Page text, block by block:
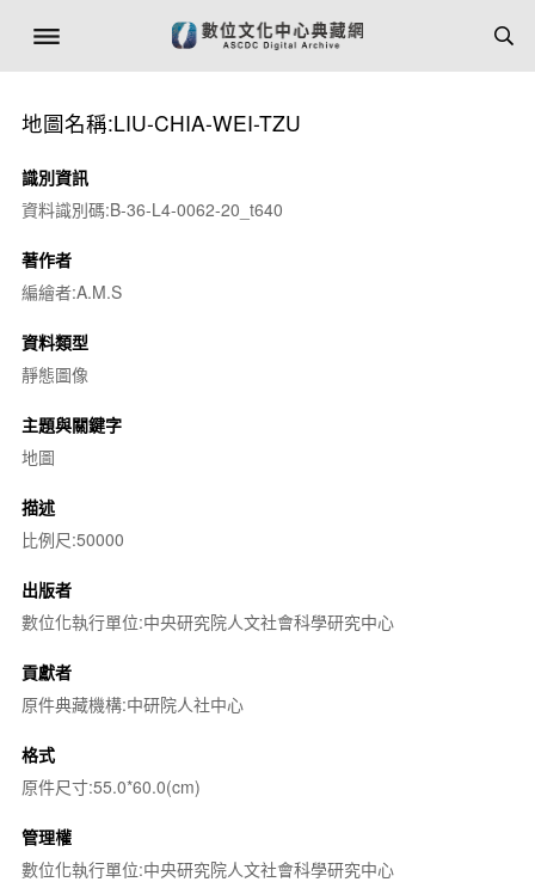
地圖名稱:LIU-CHIA-WEI-TZU
識別資訊
資料識別碼:B-36-L4-0062-20_t640
著作者
編繪者:A.M.S
資料類型
靜態圖像
主題與關鍵字
地圖
描述
比例尺:50000
出版者
數位化執行單位:中央研究院人文社會科學研究中心
貢獻者
原件典藏機構:中研院人社中心
格式
原件尺寸:55.0*60.0(cm)
管理權
數位化執行單位:中央研究院人文社會科學研究中心